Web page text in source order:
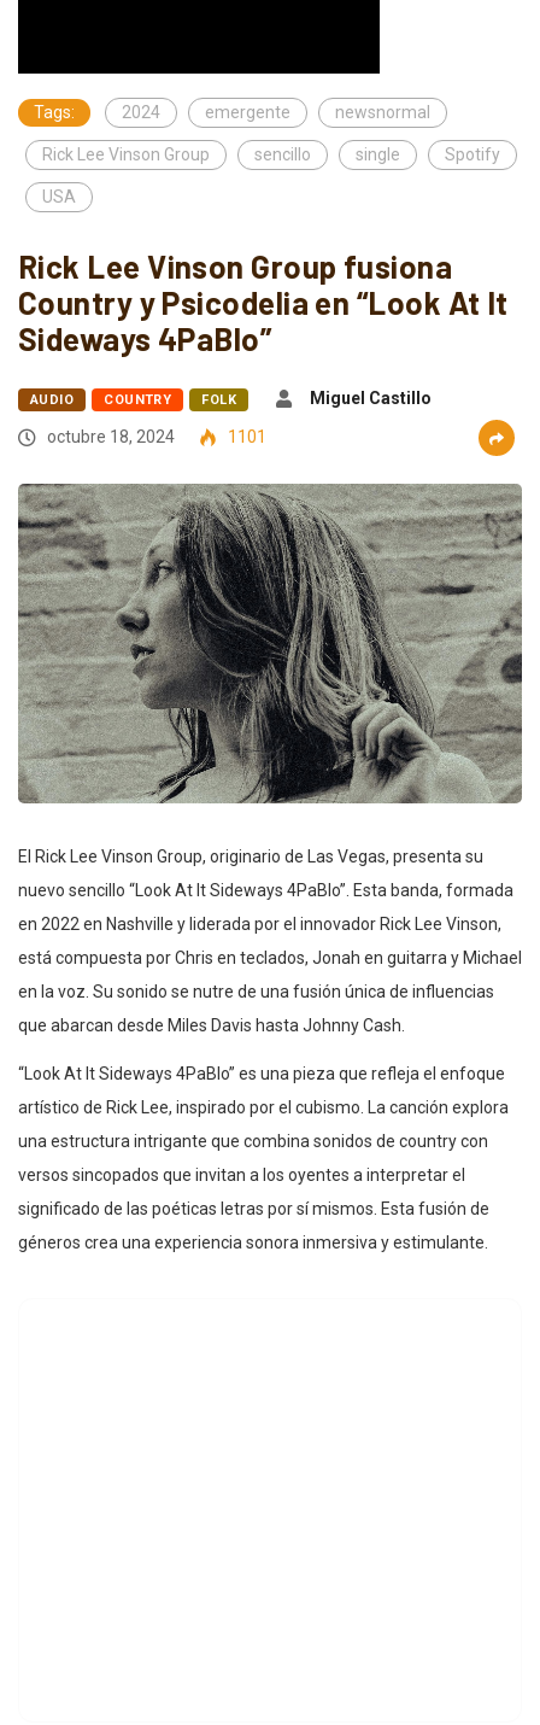
Tags: 2024 emergente newsnormal
Rick Lee Vinson Group sencillo single Spotify
USA
Rick Lee Vinson Group fusiona
Country y Psicodelia en “Look At It
Sideways 4PaBlo”
AUDIO COUNTRY FOLK
Miguel Castillo
octubre 18, 2024
1101
El Rick Lee Vinson Group, originario de Las Vegas, presenta su
nuevo sencillo “Look At It Sideways 4PaBlo”. Esta banda, formada
en 2022 en Nashville y liderada por el innovador Rick Lee Vinson,
está compuesta por Chris en teclados, Jonah en guitarra y Michael
en la voz. Su sonido se nutre de una fusión única de influencias
que abarcan desde Miles Davis hasta Johnny Cash.
“Look At It Sideways 4PaBlo” es una pieza que refleja el enfoque
artístico de Rick Lee, inspirado por el cubismo. La canción explora
una estructura intrigante que combina sonidos de country con
versos sincopados que invitan a los oyentes a interpretar el
significado de las poéticas letras por sí mismos. Esta fusión de
géneros crea una experiencia sonora inmersiva y estimulante.